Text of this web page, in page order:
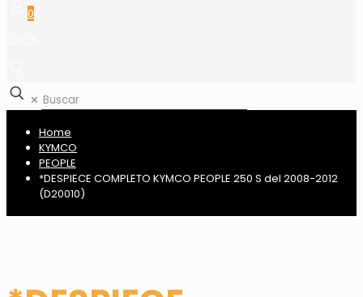
0
✕
Home
KYMCO
PEOPLE
*DESPIECE COMPLETO KYMCO PEOPLE 250 S del 2008-2012
(D20010)